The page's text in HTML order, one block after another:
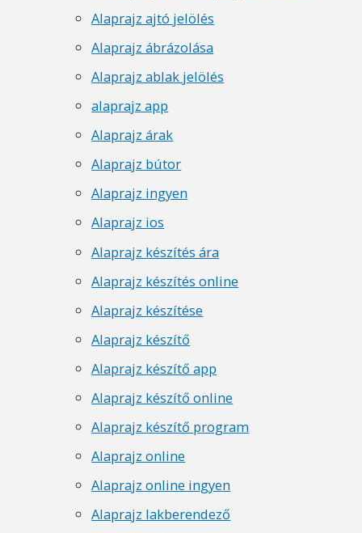
Alaprajz ajtó jelölés
Alaprajz ábrázolása
Alaprajz ablak jelölés
alaprajz app
Alaprajz árak
Alaprajz bútor
Alaprajz ingyen
Alaprajz ios
Alaprajz készítés ára
Alaprajz készítés online
Alaprajz készítése
Alaprajz készítő
Alaprajz készítő app
Alaprajz készítő online
Alaprajz készítő program
Alaprajz online
Alaprajz online ingyen
Alaprajz lakberendező